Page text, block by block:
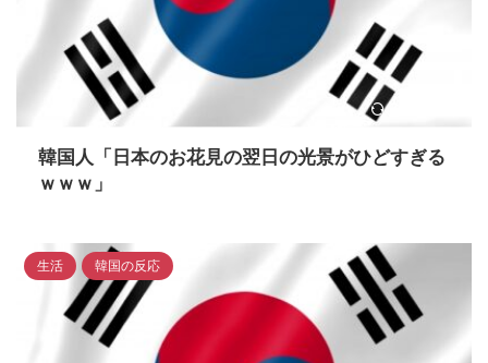
2024/5/6
韓国人「日本のお花見の翌日の光景がひどすぎる
ｗｗｗ」
生活 韓国の反応